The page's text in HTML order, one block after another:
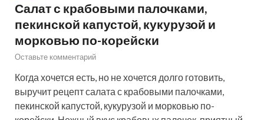
Салат с крабовыми палочками,
пекинской капустой, кукурузой и
морковью по-корейски
Оставьте комментарий
Когда хочется есть, но не хочется долго готовить,
выручит рецепт салата с крабовыми палочками,
пекинской капустой, кукурузой и морковью по-